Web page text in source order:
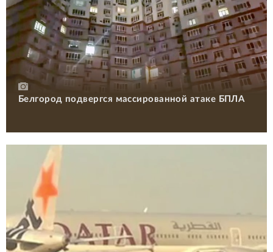
Белгород подвергся массированной атаке БПЛА